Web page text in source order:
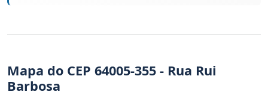
Mapa do CEP 64005-355 - Rua Rui
Barbosa